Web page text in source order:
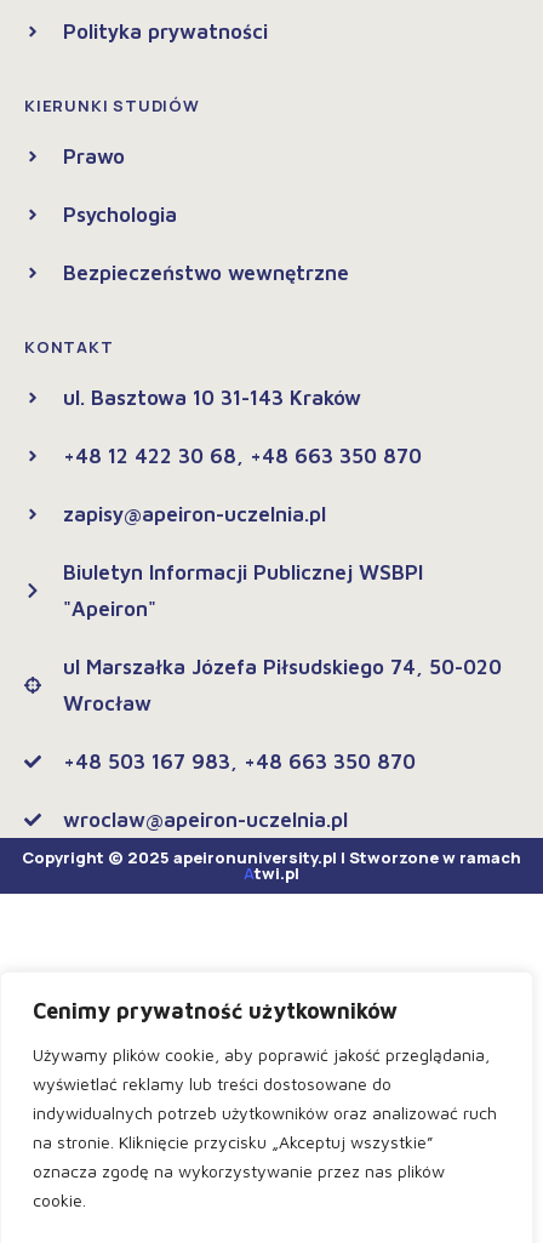
Cenimy prywatność użytkowników
Używamy plików cookie, aby poprawić jakość przeglądania,
wyświetlać reklamy lub treści dostosowane do
indywidualnych potrzeb użytkowników oraz analizować ruch
na stronie. Kliknięcie przycisku „Akceptuj wszystkie”
oznacza zgodę na wykorzystywanie przez nas plików
cookie.
Polityka prywatności
KIERUNKI STUDIÓW
Prawo
Psychologia
Bezpieczeństwo wewnętrzne
KONTAKT
ul. Basztowa 10 31-143 Kraków
+48 12 422 30 68, +48 663 350 870
zapisy@apeiron-uczelnia.pl
Biuletyn Informacji Publicznej WSBPI
"Apeiron"
ul Marszałka Józefa Piłsudskiego 74, 50-020
Wrocław
+48 503 167 983, +48 663 350 870
wroclaw@apeiron-uczelnia.pl
Copyright © 2025 apeironuniversity.pl | Stworzone w ramach
Atwi.pl